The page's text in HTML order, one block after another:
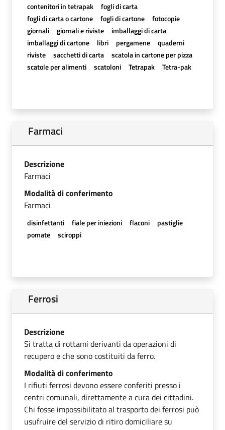
contenitori in tetrapak
fogli di carta
fogli di carta o cartone
fogli di cartone
fotocopie
giornali
giornali e riviste
imballaggi di carta
imballaggi di cartone
libri pergamene
quaderni
riviste
sacchetti di carta
scatola in cartone per pizza
scatole per alimenti
scatoloni Tetrapak Tetra-pak
Farmaci
Descrizione
Farmaci
Modalità di conferimento
Farmaci
disinfettanti fiale per iniezioni flaconi
pastiglie
pomate
sciroppi
Ferrosi
Descrizione
Si tratta di rottami derivanti da operazioni di
recupero e che sono costituiti da ferro.
Modalità di conferimento
I rifiuti ferrosi devono essere conferiti presso i
centri comunali, direttamente a cura dei cittadini.
Chi fosse impossibilitato al trasporto dei ferrosi può
usufruire del servizio di ritiro domiciliare su